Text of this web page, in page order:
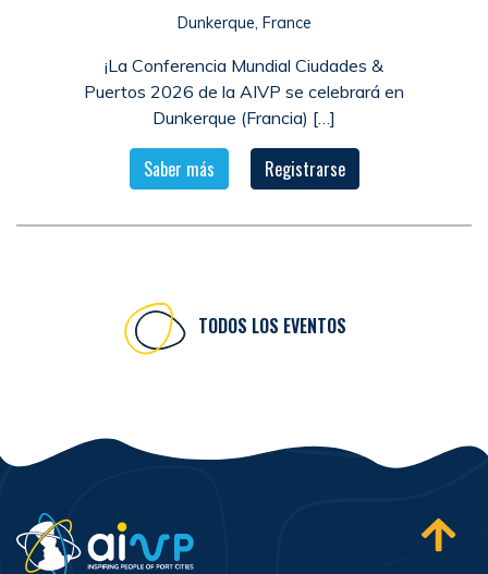
Dunkerque, France
¡La Conferencia Mundial Ciudades &
Puertos 2026 de la AIVP se celebrará en
Dunkerque (Francia) […]
Saber más Registrarse
TODOS LOS EVENTOS